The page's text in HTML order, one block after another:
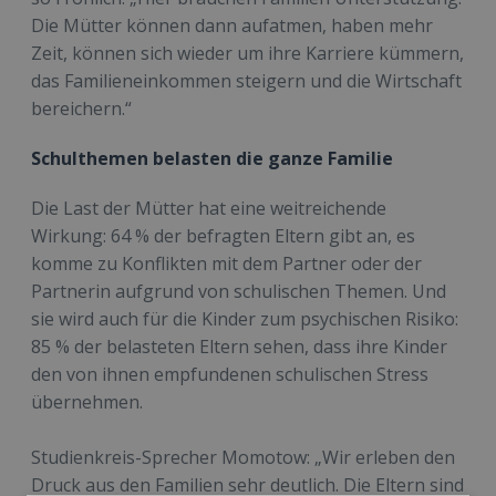
Die Mütter können dann aufatmen, haben mehr
Zeit, können sich wieder um ihre Karriere kümmern,
das Familieneinkommen steigern und die Wirtschaft
bereichern.“
Schulthemen belasten die ganze Familie
Die Last der Mütter hat eine weitreichende
Wirkung: 64 % der befragten Eltern gibt an, es
komme zu Konflikten mit dem Partner oder der
Partnerin aufgrund von schulischen Themen. Und
sie wird auch für die Kinder zum psychischen Risiko:
85 % der belasteten Eltern sehen, dass ihre Kinder
den von ihnen empfundenen schulischen Stress
übernehmen.
Studienkreis-Sprecher Momotow: „Wir erleben den
Druck aus den Familien sehr deutlich. Die Eltern sind